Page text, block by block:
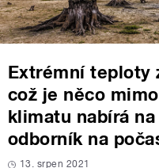
Extrémní teploty
což je něco
klimatu nabírá
odborník na
13. srpen 2021